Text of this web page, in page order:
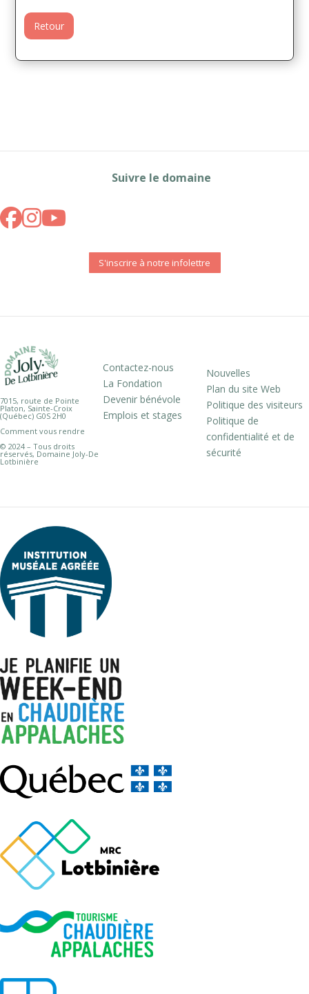
Retour
Suivre le domaine
S'inscrire à notre infolettre
7015, route de Pointe
Platon, Sainte-Croix
(Québec) G0S 2H0
Comment vous rendre
© 2024 – Tous droits
réservés, Domaine Joly-De
Lotbinière
Contactez-nous
La Fondation
Devenir bénévole
Emplois et stages
Nouvelles
Plan du site Web
Politique des visiteurs
Politique de
confidentialité et de
sécurité